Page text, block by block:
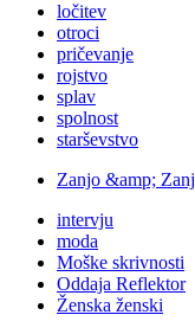
ločitev
otroci
pričevanje
rojstvo
splav
spolnost
starševstvo
Zanjo &amp; Zanj
intervju
moda
Moške skrivnosti
Oddaja Reflektor
Ženska ženski